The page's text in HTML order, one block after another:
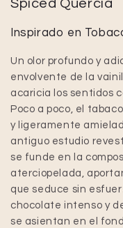
Spiced Quercia
Inspirado en
Un olor profundo y
envolvente de la
acaricia los sentidos
Poco a poco, el
y ligeramente
antiguo estudio
se funde en la
aterciopelada,
que seduce sin
chocolate intenso y
se asientan en el